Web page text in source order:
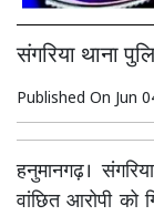
संगरिया थाना
Published On Jun
हनुमानगढ़।
वांछित आरोपी को